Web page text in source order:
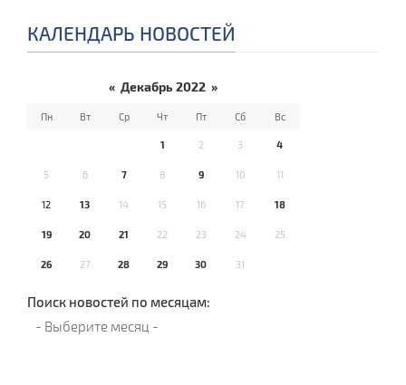
КАЛЕНДАРЬ НОВОСТЕЙ
« Декабрь 2022 »
Пн Вт Ср Чт Пт Сб Вс
1 2 3 4
5 6 7 8 9 10 11
12 13 14 15 16 17 18
19 20 21 22 23 24 25
26 27 28 29 30 31
Поиск новостей по месяцам: